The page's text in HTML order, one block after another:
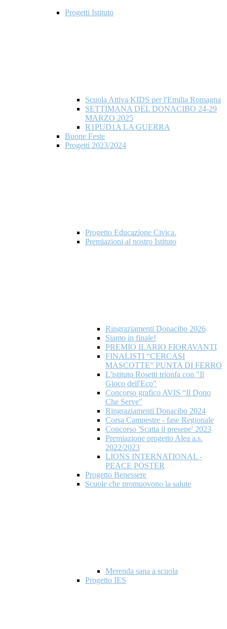
Progetti Istituto
Scuola Attiva KIDS per l'Emilia Romagna
SETTIMANA DEL DONACIBO 24-29
MARZO 2025
R1PUD1A LA GUERRA
Buone Feste
Progetti 2023/2024
Progetto Educazione Civica.
Premiazioni al nostro Istituto
Ringraziamenti Donacibo 2026
Siamo in finale!
PREMIO ILARIO FIORAVANTI
FINALISTI “CERCASI
MASCOTTE” PUNTA DI FERRO
L'istituto Rosetti trionfa con "Il
Gioco dell'Eco"
Concorso grafico AVIS “Il Dono
Che Serve"
Ringraziamenti Donacibo 2024
Corsa Campestre - fase Regionale
Concorso 'Scatta il presepe' 2023
Premiazione progetto Alea a.s.
2022/2023
LIONS INTERNATIONAL -
PEACE POSTER
Progetto Benessere
Scuole che promuovono la salute
Merenda sana a scuola
Progetto IES